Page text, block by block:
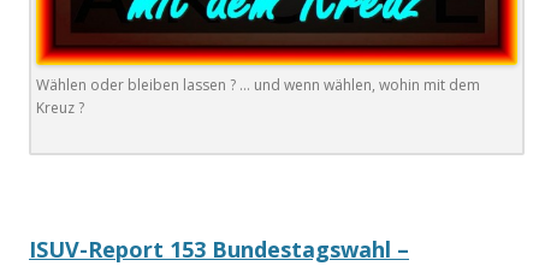
Wählen oder bleiben lassen ? … und wenn wählen, wohin mit dem
Kreuz ?
ISUV-Report 153 Bundestagswahl –